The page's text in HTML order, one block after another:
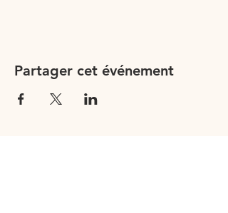
Partager cet événement